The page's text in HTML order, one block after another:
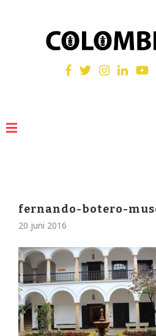
fernando-botero-
20 juni 2016